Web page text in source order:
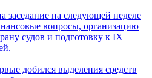
заседание на следующей неделе
вопросы, организацию
судов и подготовку к IX
добился выделения средств